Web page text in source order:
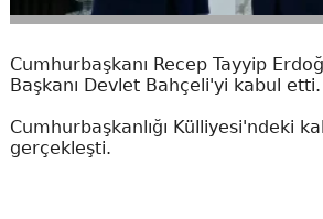
Cumhurbaşkanı Recep Tayyip
Başkanı Devlet Bahçeli'yi kabul etti.
Cumhurbaşkanlığı Külliyesi'ndeki
gerçekleşti.